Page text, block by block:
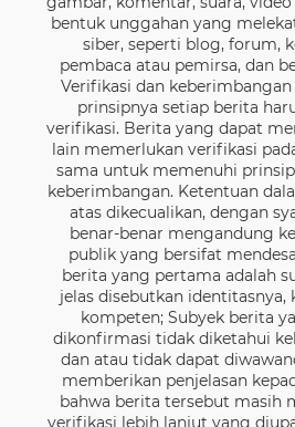
bentuk unggahan yang
siber, seperti blog, forum,
pembaca atau pemirsa, dan
Verifikasi dan keberimbangan
prinsipnya setiap berita
verifikasi. Berita yang dapat
lain memerlukan verifikasi
sama untuk memenuhi
keberimbangan. Ketentuan
atas dikecualikan, dengan
benar-benar mengandung
publik yang bersifat
berita yang pertama adalah
jelas disebutkan identitasnya,
kompeten; Subyek berita
dikonfirmasi tidak diketahui
dan atau tidak dapat
memberikan penjelasan
bahwa berita tersebut masih
verifikasi lebih lanjut yang